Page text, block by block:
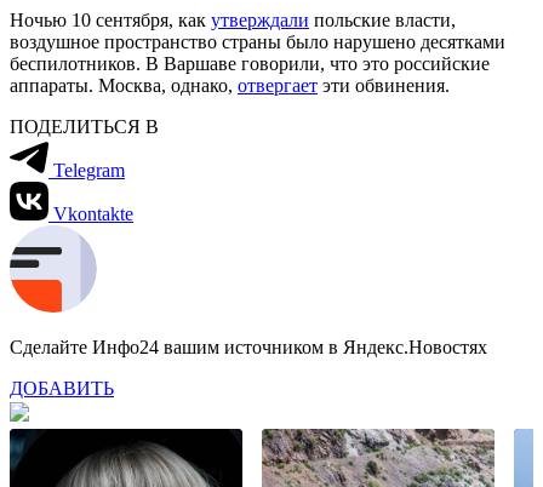
Ночью 10 сентября, как утверждали польские власти,
воздушное пространство страны было нарушено десятками
беспилотников. В Варшаве говорили, что это российские
аппараты. Москва, однако, отвергает эти обвинения.
ПОДЕЛИТЬСЯ В
Telegram
Vkontakte
Сделайте Инфо24 вашим источником в Яндекс.Новостях
ДОБАВИТЬ